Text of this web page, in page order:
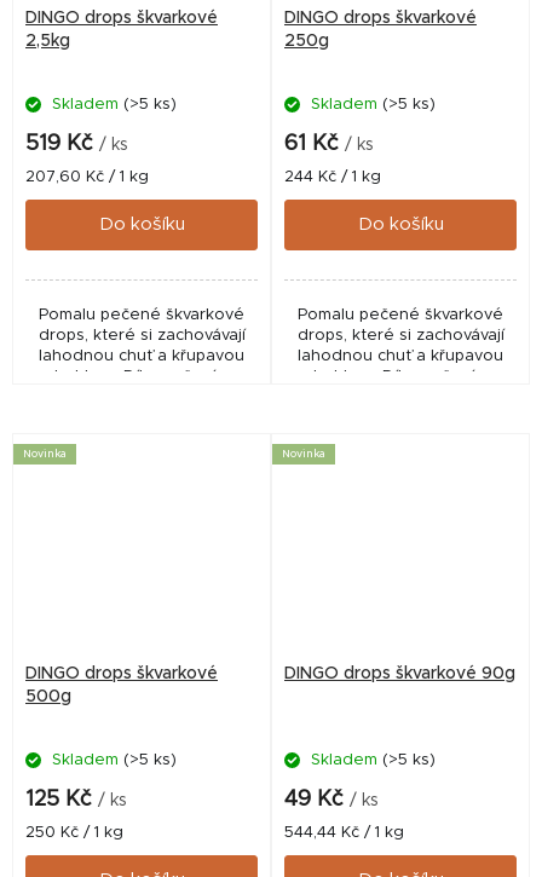
DINGO drops škvarkové
2,5kg
Skladem (>5 ks)
519 Kč / ks
Měrná
cena:
207,60 Kč / 1 kg
Do košíku
Pomalu pečené škvarkové
drops, které si zachovávají
lahodnou chuť a křupavou
DINGO drops škvarkové
250g
Skladem (>5 ks)
61 Kč / ks
Měrná
cena:
244 Kč / 1 kg
Do košíku
Pomalu pečené škvarkové
drops, které si zachovávají
lahodnou chuť a křupavou
Novinka
DINGO drops škvarkové
500g
Skladem (>5 ks)
125 Kč / ks
Měrná
cena:
250 Kč / 1 kg
Novinka
DINGO drops škvarkové 90g
Skladem (>5 ks)
49 Kč / ks
Měrná
cena:
544,44 Kč / 1 kg